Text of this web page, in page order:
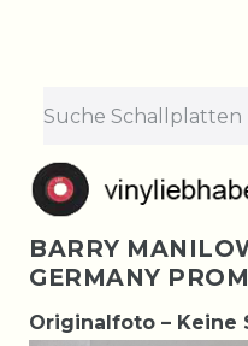
BARRY
GERMANY
Originalfoto – Keine